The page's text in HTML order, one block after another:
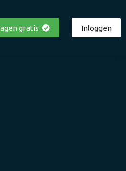
gratis Inloggen